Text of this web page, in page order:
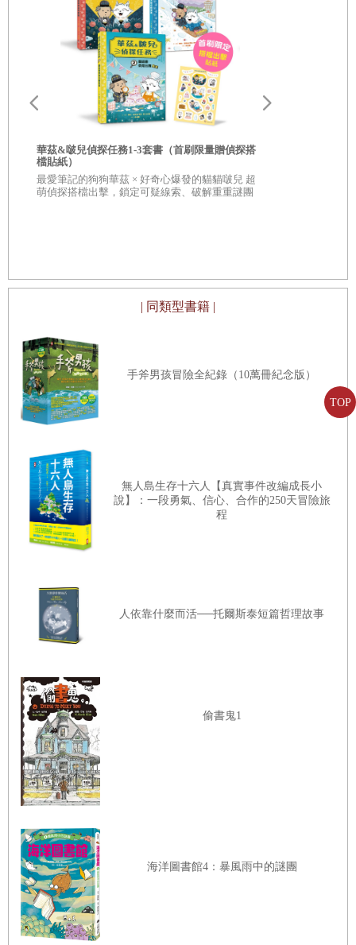
TOP
華茲&啵兒偵探任務1-3套書（首刷限量贈偵探搭
檔貼紙）
最愛筆記的狗狗華茲 × 好奇心爆發的貓貓啵兒 超
萌偵探搭檔出擊，鎖定可疑線索、破解重重謎團
| 同類型書籍 |
手斧男孩冒險全紀錄（10萬冊紀念版）
無人島生存十六人【真實事件改編成長小
說】：一段勇氣、信心、合作的250天冒險旅
程
人依靠什麼而活──托爾斯泰短篇哲理故事
偷書鬼1
海洋圖書館4：暴風雨中的謎團